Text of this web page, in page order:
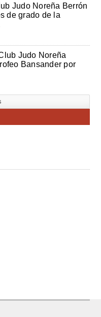
Judo Noreña Berrón
de grado de la
Judo Noreña
Bansander por